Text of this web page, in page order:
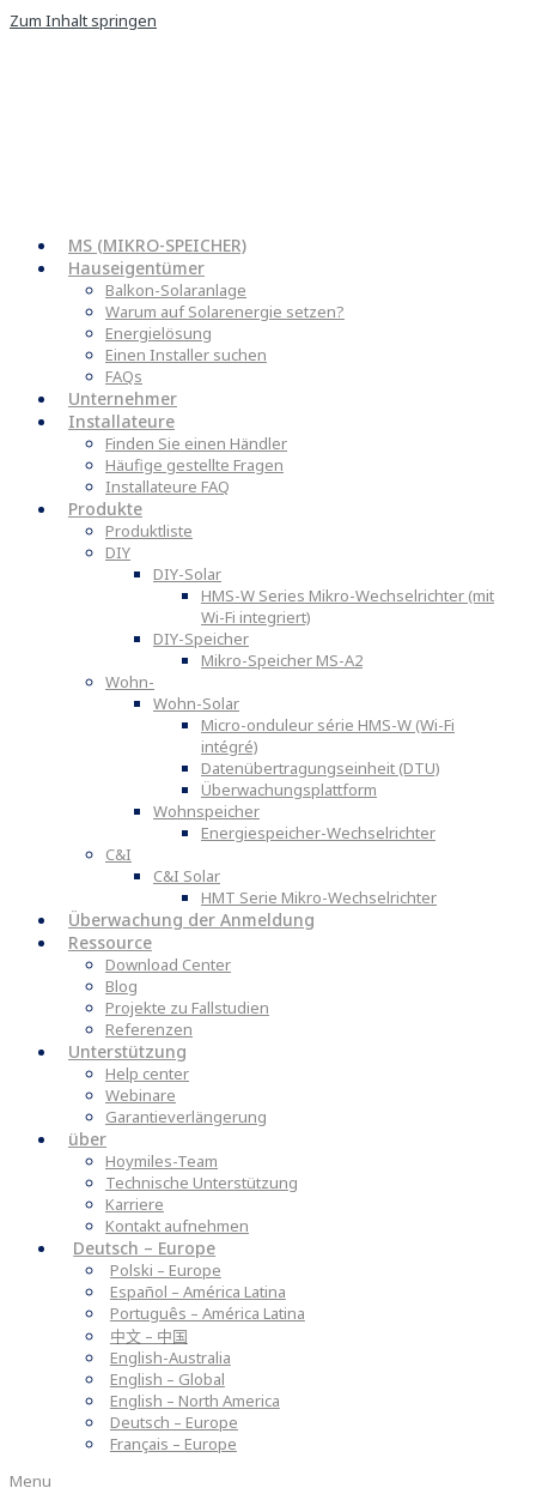
Zum Inhalt springen
MS (MIKRO-SPEICHER)
Hauseigentümer
Balkon-Solaranlage
Warum auf Solarenergie setzen?
Energielösung
Einen Installer suchen
FAQs
Unternehmer
Installateure
Finden Sie einen Händler
Häufige gestellte Fragen
Installateure FAQ
Produkte
Produktliste
DIY
DIY-Solar
HMS-W Series Mikro-Wechselrichter (mit
Wi-Fi integriert)
DIY-Speicher
Mikro-Speicher MS-A2
Wohn-
Wohn-Solar
Micro-onduleur série HMS-W (Wi-Fi
intégré)
Datenübertragungseinheit (DTU)
Überwachungsplattform
Wohnspeicher
Energiespeicher-Wechselrichter
C&I
C&I Solar
HMT Serie Mikro-Wechselrichter
Überwachung der Anmeldung
Ressource
Download Center
Blog
Projekte zu Fallstudien
Referenzen
Unterstützung
Help center
Webinare
Garantieverlängerung
über
Hoymiles-Team
Technische Unterstützung
Karriere
Kontakt aufnehmen
Deutsch – Europe
Polski – Europe
Español – América Latina
Português – América Latina
中文 – 中国
English-Australia
English – Global
English – North America
Deutsch – Europe
Français – Europe
Menu